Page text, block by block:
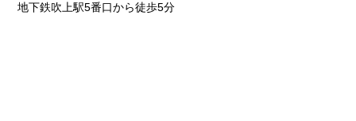
地下鉄吹上駅5番口から徒歩5分